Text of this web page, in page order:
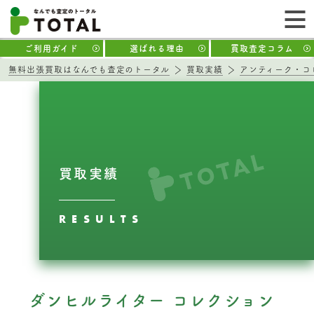
ご利用ガイド 選ばれる理由 買取査定コラム
無料出張買取はなんでも査定のトータル 買取実績 アンティーク・
買取実績
RESULTS
ダンヒルライター コレクション